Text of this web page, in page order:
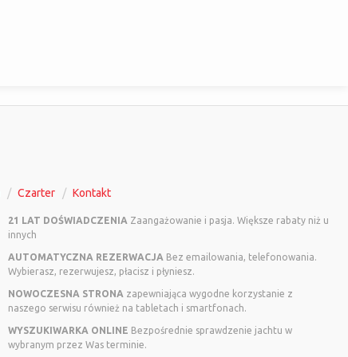
Czarter Kontakt
21 LAT DOŚWIADCZENIA Zaangażowanie i pasja. Większe rabaty niż u
innych
AUTOMATYCZNA REZERWACJA Bez emailowania, telefonowania.
Wybierasz, rezerwujesz, płacisz i płyniesz.
NOWOCZESNA STRONA zapewniająca wygodne korzystanie z
naszego serwisu również na tabletach i smartfonach.
WYSZUKIWARKA ONLINE Bezpośrednie sprawdzenie jachtu w
wybranym przez Was terminie.